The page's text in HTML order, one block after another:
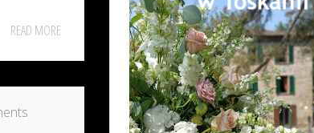
READ MORE